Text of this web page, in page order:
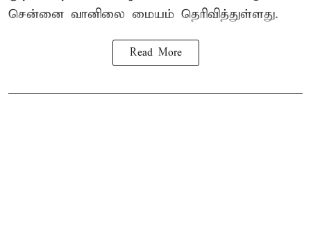
சென்னை வானிலை மையம் தெரிவித்துள்ளது.
Read More